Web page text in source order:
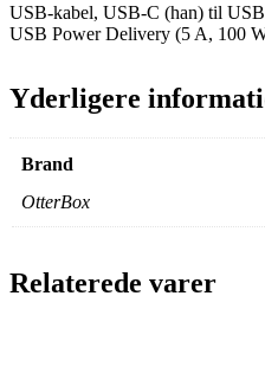
USB-kabel, USB-C (han) til
USB Power Delivery (5 A, 100
Yderligere
Brand
OtterBox
Relaterede varer